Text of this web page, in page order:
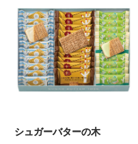
シュガーバターの木